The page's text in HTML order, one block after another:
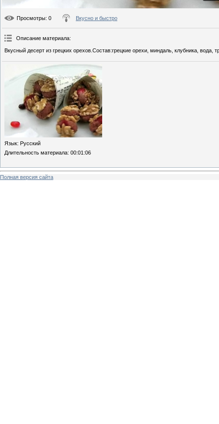
Просмотры: 0 Вкусно и быстро
Описание материала:
Вкусный десерт из грецких орехов.Состав:грецкие орехи, миндаль, клубника, вода,
Язык: Русский
Длительность материала: 00:01:06
Полная версия сайта